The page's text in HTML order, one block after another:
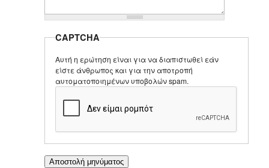
CAPTCHA
Αυτή η ερώτηση είναι για να διαπιστωθεί εάν
είστε άνθρωπος και για την αποτροπή
αυτοματοποιημένων υποβολών spam.